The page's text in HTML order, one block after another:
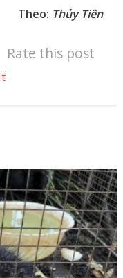
Theo: Thủy Tiên
Rate this post